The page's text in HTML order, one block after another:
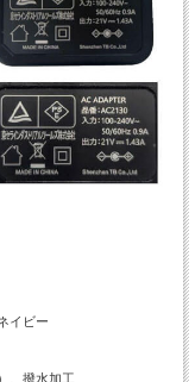
イビー
、撥水加工